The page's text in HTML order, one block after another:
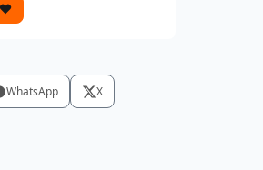
WhatsApp X